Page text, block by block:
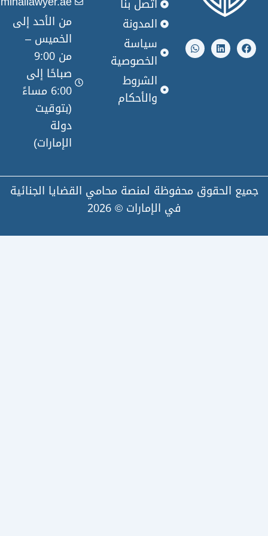
n
k
h
a
المدونة
سياسة
الخصوصية
الشروط
والأحكام
من الأحد إلى
الخميس –
صباحًا إلى
6:00 مساءً
محفوظة لمنصة محامي القضايا الجنائية
في الإمارات © 2026